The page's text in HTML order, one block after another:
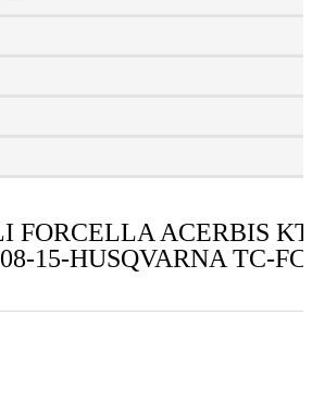
FORCELLA ACERBIS
15-HUSQVARNA TC-FC